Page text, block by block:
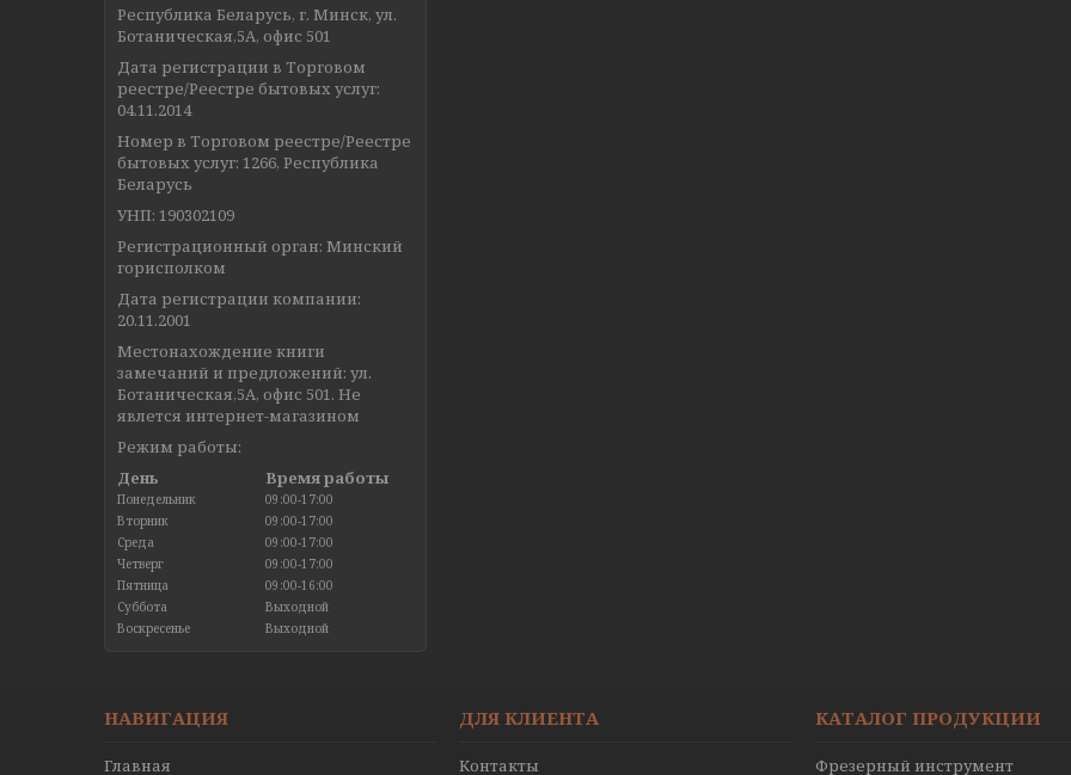
Республика Беларусь, г. Минск, ул.
Ботаническая,5А, офис 501
Дата регистрации в Торговом
реестре/Реестре бытовых услуг:
04.11.2014
Номер в Торговом реестре/Реестре
бытовых услуг: 1266, Республика
Беларусь
УНП: 190302109
Регистрационный орган: Минский
горисполком
Дата регистрации компании:
20.11.2001
Местонахождение книги
замечаний и предложений: ул.
Ботаническая,5А, офис 501. Не
явлется интернет-магазином
Режим работы:
День
Время работы
Понедельник
09:00-17:00
Вторник
09:00-17:00
Среда
09:00-17:00
Четверг
09:00-17:00
Пятница
09:00-16:00
Суббота
Выходной
Воскресенье
Выходной
НАВИГАЦИЯ
Главная
ДЛЯ КЛИЕНТА
Контакты
КАТАЛОГ ПРОДУКЦИИ
Фрезерный инструмент